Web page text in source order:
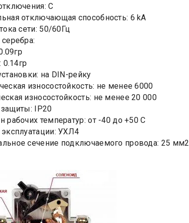
C
отключающая способность: 6 kA
сети: 50/60Гц
0.14гр
на DIN-рейку
износостойкость: не менее 6000
износостойкость: не менее 20 000
защиты: IP20
рабочих температур: от -40 до +50 С
УХЛ4
сечение подключаемого провода: 25 мм2